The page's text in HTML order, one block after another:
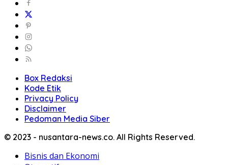
Box Redaksi
Kode Etik
Privacy Policy
Disclaimer
Pedoman Media Siber
© 2023 - nusantara-news.co. All Rights Reserved.
Bisnis dan Ekonomi